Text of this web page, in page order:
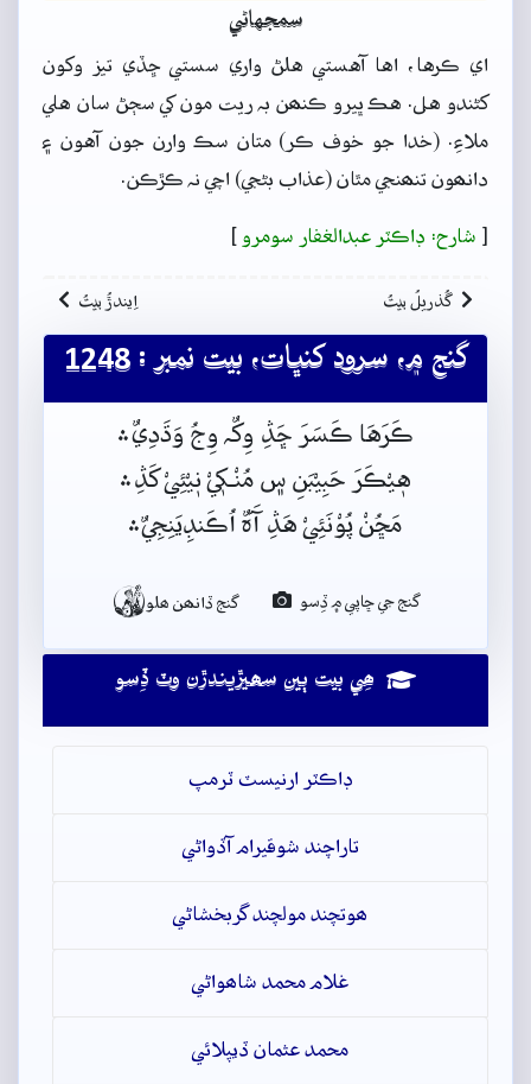
سمجهاڻي
اي ڪرها، اها آهستي هلڻ واري سستي ڇڏي تيز وکون
کڻندو هل. هڪ ڀيرو ڪنھن بہ ريت مون کي سڄڻ سان هلي
ملاءِ. (خدا جو خوف ڪر) متان سڪ وارن جون آهون ۽
دانھون تنھنجي مٿان (عذاب بڻجي) اچي نہ ڪڙڪن.
[ شارح: ڊاڪٽر عبدالغفار سومرو ]
گُذريلُ بيتُ اِيندڙُ بيتُ
گنج ۾، سرود کنڀات، بيت نمبر : 1248
ڪَرَهَا ڪَسَرَ ڇَڎِ وِکٌہ وِجُ وَڌَدِيٌ﮶
هٖيْڪَرَ حَبِيْبَنِ س﮼ مُنْـکٖيْ نٖيْئِيْ کَڎِ﮶
مَڇُنْ پُوْنَئِيْ هَڎِ آَہٌ اُڪَنڊِيَنِجِيٌ﮶
گنج جي ڇاپي ۾ ڏِسو گنج ڏانھن ھلو
ھِي بيت ٻين سھيڙيندڙن وٽ ڏِسو
ڊاڪٽر ارنيسٽ ٽرمپ
تاراچند شوقيرام آڏواڻي
ھوتچند مولچند گربخشاڻي
غلام محمد شاھواڻي
محمد عثمان ڏيپلائي